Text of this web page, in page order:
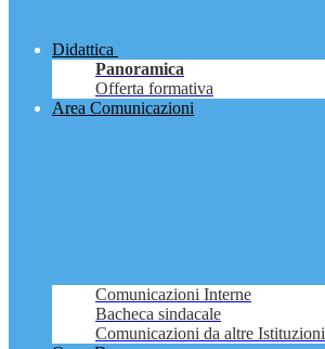
Didattica
Panoramica
Offerta formativa
Area Comunicazioni
Comunicazioni Interne
Bacheca sindacale
Comunicazioni da altre Istituzioni